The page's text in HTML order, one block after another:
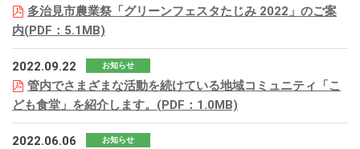
多治見市農業祭「グリーンフェスタたじみ 2022」のご案
内(PDF：5.1MB)
2022.09.22 お知らせ
管内でさまざまな活動を続けている地域コミュニティ「こ
ども食堂」を紹介します。(PDF：1.0MB)
2022.06.06 お知らせ